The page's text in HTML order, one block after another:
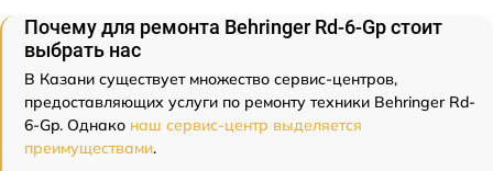
Почему для ремонта Behringer Rd-6-Gp стоит
выбрать нас
В Казани существует множество сервис-центров,
предоставляющих услуги по ремонту техники Behringer Rd-
6-Gp. Однако наш сервис-центр выделяется
преимуществами.